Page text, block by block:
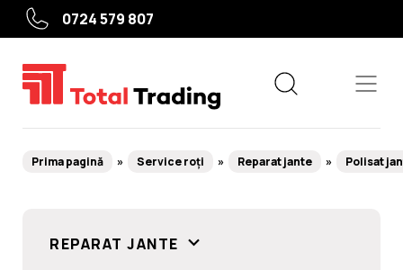
0724 579 807
Prima pagină Service roți Reparat jante Polisat
REPARAT JANTE